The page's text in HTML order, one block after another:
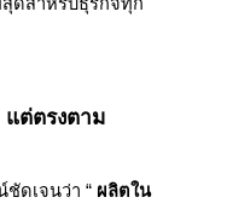
แต่ตรงตาม
ชัดเจนว่า “ ผลิตใน